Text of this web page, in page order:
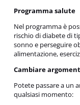
Programma salute
Nel programma è
rischio di diabete di
sonno e perseguire
alimentazione,
Cambiare
Potete passare a un
qualsiasi momento: